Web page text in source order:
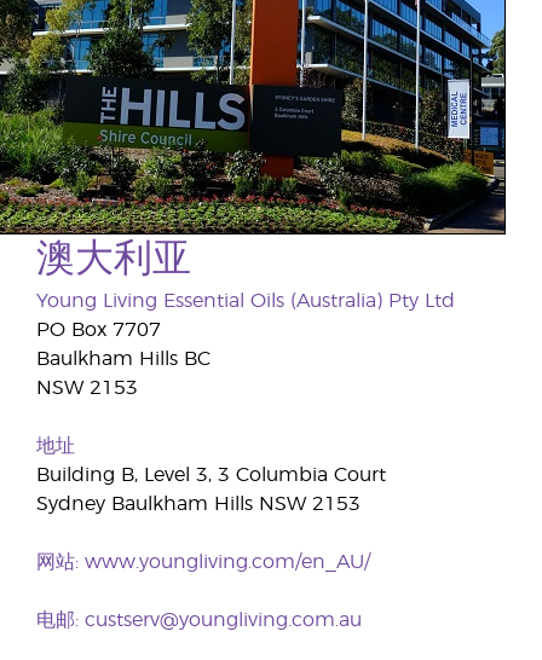
澳大利亚
Young Living Essential Oils (Australia) Pty Ltd
PO Box 7707
Baulkham Hills BC
NSW 2153
地址
Building B, Level 3, 3 Columbia Court
Sydney Baulkham Hills NSW 2153
网站: www.youngliving.com/en_AU/
电邮: custserv@youngliving.com.au